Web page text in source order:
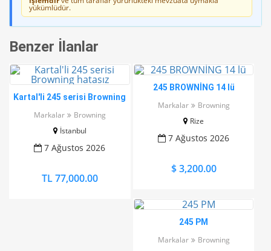
yükümlüdür.
Benzer İlanlar
Kartal'li 245 serisi Browning
Markalar
Browning
İstanbul
7 Ağustos 2026
TL 77,000.00
245 BROWNİNG 14 lü
Markalar
Browning
Rize
7 Ağustos 2026
$ 3,200.00
245 PM
Markalar
Browning